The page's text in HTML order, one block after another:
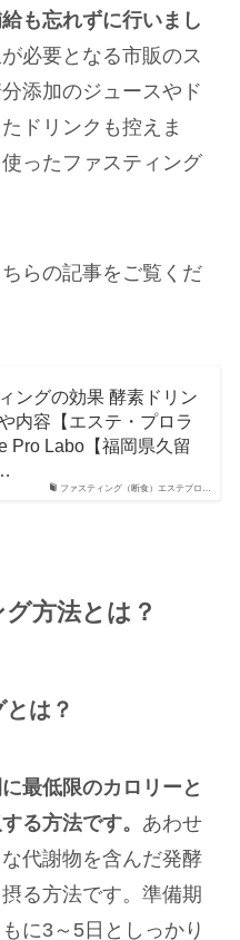
も忘れずに行いまし
必要となる市販のス
添加のジュースやド
ドリンクも控えま
ったファスティング
らの記事をご覧くだ
ファスティング（断食）エステプロ…
ングの効果 酵素ドリン
内容【エステ・プロラ
Pro Labo【福岡県久留
方法とは？
は？
最低限のカロリーと
る方法です。 あわせ
代謝物を含んだ発酵
る方法です。準備期
に3～5日としっかり